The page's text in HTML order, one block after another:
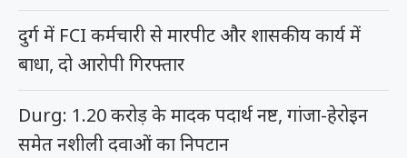
दुर्ग में FCI कर्मचारी से मारपीट और शासकीय कार्य में
बाधा, दो आरोपी गिरफ्तार
Durg: 1.20 करोड़ के मादक पदार्थ नष्ट, गांजा-हेरोइन
समेत नशीली दवाओं का निपटान